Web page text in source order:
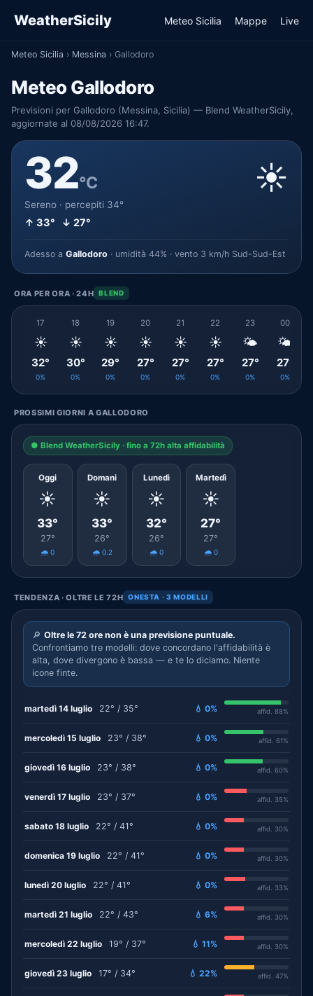
WeatherSicily Meteo Sicilia Mappe Live
Meteo Sicilia › Messina › Gallodoro
Meteo Gallodoro
Previsioni per Gallodoro (Messina, Sicilia) — Blend WeatherSicily,
aggiornate al 08/08/2026 16:47.
32°C
Sereno · percepiti 34°
↑ 33° ↓ 27°
☀️
Adesso a Gallodoro · umidità 44% · vento 3 km/h Sud-Sud-Est
ORA PER ORA · 24H BLEND
17
☀️
32°
0%
18
☀️
30°
0%
19
☀️
29°
0%
20
☀️
27°
0%
21
☀️
27°
0%
22
☀️
27°
0%
23
🌤️
27°
0%
00
🌤️
27°
0%
PROSSIMI GIORNI A GALLODORO
● Blend WeatherSicily · fino a 72h alta affidabilità
Oggi
☀️
33°
27°
🌧️ 0
Domani
☀️
33°
26°
🌧️ 0.2
Lunedì
☀️
32°
26°
🌧️ 0
Martedì
☀️
27°
27°
🌧️ 0
TENDENZA · OLTRE LE 72H ONESTA · 3 MODELLI
🔎 Oltre le 72 ore non è una previsione puntuale.
Confrontiamo tre modelli: dove concordano l'affidabilità è
alta, dove divergono è bassa — e te lo diciamo. Niente
icone finte.
martedì 14 luglio 22° / 35° 💧 0% affid. 88%
mercoledì 15 luglio 23° / 38° 💧 0% affid. 61%
giovedì 16 luglio 23° / 38° 💧 0% affid. 60%
venerdì 17 luglio 23° / 37° 💧 0% affid. 35%
sabato 18 luglio 22° / 41° 💧 0% affid. 30%
domenica 19 luglio 22° / 41° 💧 0% affid. 30%
lunedì 20 luglio 22° / 41° 💧 0% affid. 33%
martedì 21 luglio 22° / 43° 💧 6% affid. 30%
mercoledì 22 luglio 19° / 37° 💧 11% affid. 30%
giovedì 23 luglio 17° / 34° 💧 22% affid. 47%